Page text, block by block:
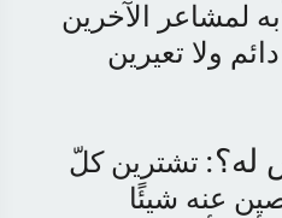
لمشاعر الآخرين
ولا تعيرين
له؟: تشترين كلّ
عنه شيئًا